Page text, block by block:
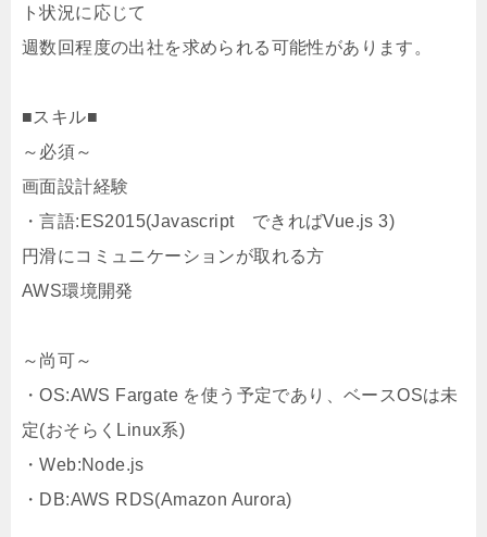
ト状況に応じて
週数回程度の出社を求められる可能性があります。
■スキル■
～必須～
画面設計経験
・言語:ES2015(Javascript できればVue.js 3)
円滑にコミュニケーションが取れる方
AWS環境開発
～尚可～
・OS:AWS Fargate を使う予定であり、ベースOSは未
定(おそらくLinux系)
・Web:Node.js
・DB:AWS RDS(Amazon Aurora)